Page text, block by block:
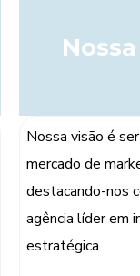
Nossa visão é
mercado de
destacando-nos
agência líder em
estratégica.